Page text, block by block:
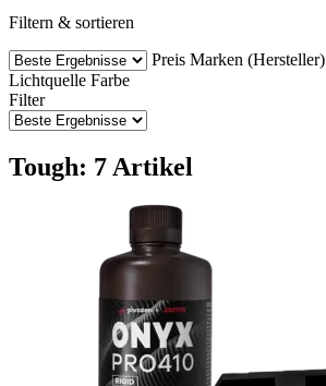
Filtern & sortieren
Preis Marken (Hersteller)
Lichtquelle Farbe
Filter
Tough: 7 Artikel